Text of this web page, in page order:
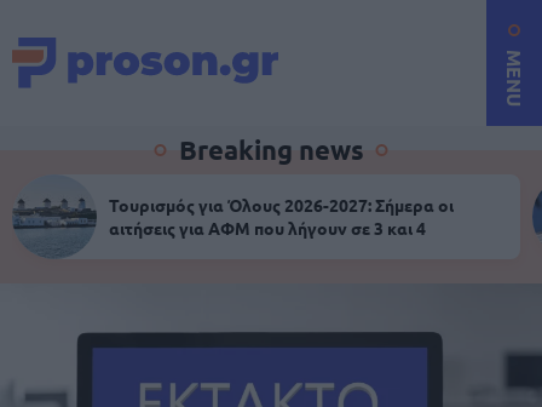
MENU
Breaking news
Τουρισμός για Όλους 2026-2027: Σήμερα οι
αιτήσεις για ΑΦΜ που λήγουν σε 3 και 4